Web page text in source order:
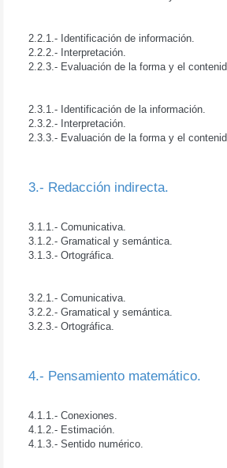
2.2.1.- Identificación de información.
2.2.2.- Interpretación.
2.2.3.- Evaluación de la forma y el
2.3.1.- Identificación de la información.
2.3.2.- Interpretación.
2.3.3.- Evaluación de la forma y el
3.- Redacción indirecta.
3.1.1.- Comunicativa.
3.1.2.- Gramatical y semántica.
3.1.3.- Ortográfica.
3.2.1.- Comunicativa.
3.2.2.- Gramatical y semántica.
3.2.3.- Ortográfica.
4.- Pensamiento matemático.
4.1.1.- Conexiones.
4.1.2.- Estimación.
4.1.3.- Sentido numérico.